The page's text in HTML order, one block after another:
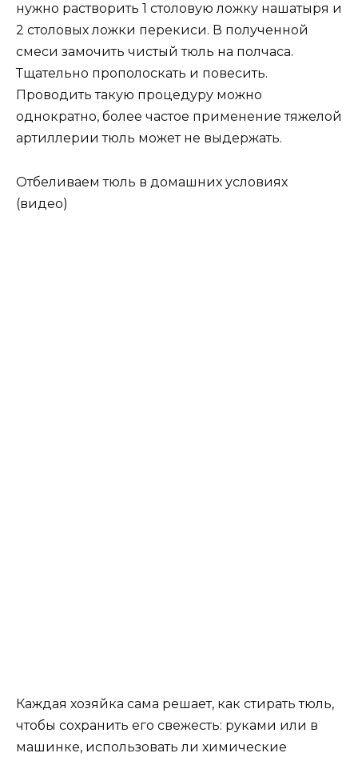
нужно растворить 1 столовую ложку нашатыря и
2 столовых ложки перекиси. В полученной
смеси замочить чистый тюль на полчаса.
Тщательно прополоскать и повесить.
Проводить такую процедуру можно
однократно, более частое применение тяжелой
артиллерии тюль может не выдержать.
Отбеливаем тюль в домашних условиях
(видео)
Каждая хозяйка сама решает, как стирать тюль,
чтобы сохранить его свежесть: руками или в
машинке, использовать ли химические